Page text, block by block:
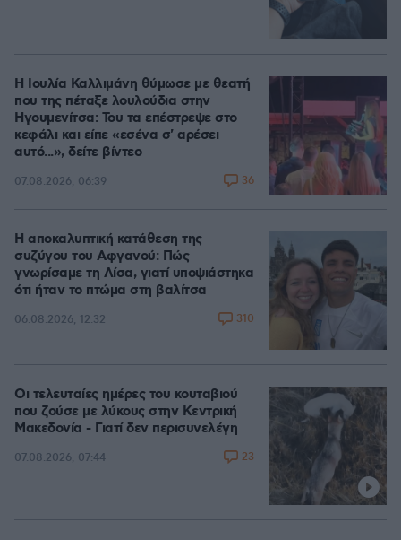
Η Ιουλία Καλλιμάνη θύμωσε με θεατή
που της πέταξε λουλούδια στην
Ηγουμενίτσα: Του τα επέστρεψε στο
κεφάλι και είπε «εσένα σ' αρέσει
αυτό...», δείτε βίντεο
07.08.2026, 06:39 36
Η αποκαλυπτική κατάθεση της
συζύγου του Αφγανού: Πώς
γνωρίσαμε τη Λίσα, γιατί υποψιάστηκα
ότι ήταν το πτώμα στη βαλίτσα
06.08.2026, 12:32 310
Οι τελευταίες ημέρες του κουταβιού
που ζούσε με λύκους στην Κεντρική
Μακεδονία - Γιατί δεν περισυνελέγη
07.08.2026, 07:44 23